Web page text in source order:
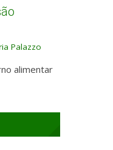
Palazzo
alimentar